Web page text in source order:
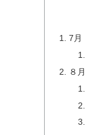
7月
８月